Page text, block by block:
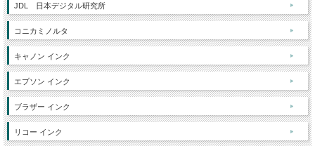
JDL 日本デジタル研究所
コニカミノルタ
キャノン インク
エプソン インク
ブラザー インク
リコー インク